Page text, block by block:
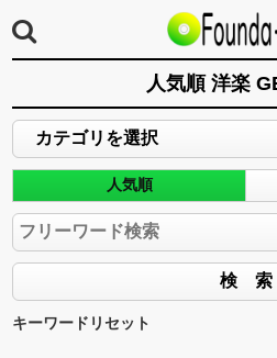
人気順 洋楽
人気順
キーワードリセット